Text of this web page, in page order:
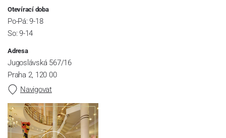
Otevírací doba
Po-Pá: 9-18
So: 9-14
Adresa
Jugoslávská 567/16
Praha 2, 120 00
Navigovat